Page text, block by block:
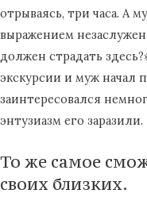
отрываясь, три часа. А
выражением
должен страдать
экскурсии и муж начал
заинтересовался
энтузиазм его заразили.
То же самое
своих близких.